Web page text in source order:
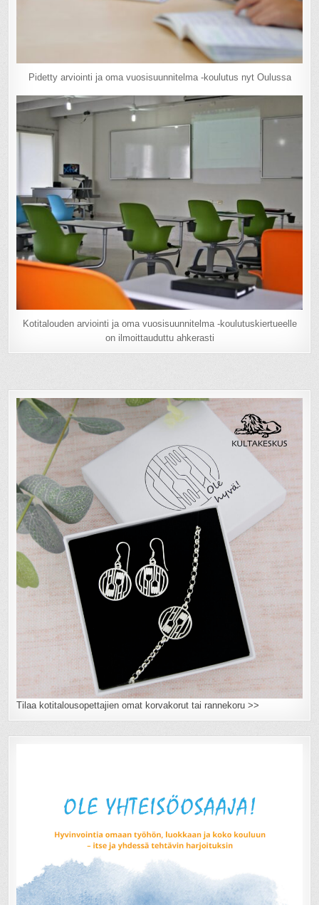
Pidetty arviointi ja oma vuosisuunnitelma -koulutus nyt Oulussa
Kotitalouden arviointi ja oma vuosisuunnitelma -koulutuskiertueelle
on ilmoittauduttu ahkerasti
Tilaa kotitalousopettajien omat korvakorut tai rannekoru >>